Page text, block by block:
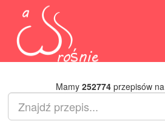
Mamy 252774przepisów na